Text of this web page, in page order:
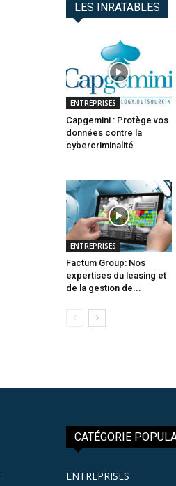
LES INRATABLES
ENTREPRISES
Capgemini : Protège vos
données contre la
cybercriminalité
ENTREPRISES
Factum Group: Nos
expertises du leasing et
de la gestion de...
CATÉGORIE
ENTREPRISES